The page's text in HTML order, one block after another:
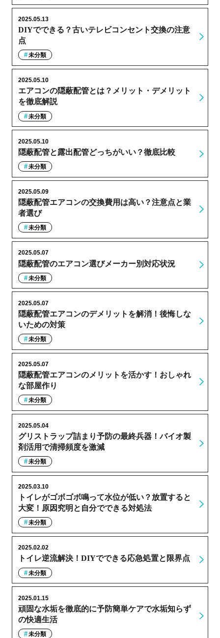
DIYでできる？古いテレビコンセント交換の注意
点
2025.05.13
未分類
エアコンの隠蔽配管とは？メリット・デメリット
を徹底解説
2025.05.10
未分類
隠蔽配管と露出配管どっちがいい？徹底比較
2025.05.10
未分類
隠蔽配管エアコンの交換費用は高い？注意点と業
者選び
2025.05.09
未分類
隠蔽配管のエアコン選びメーカー別対応状況
2025.05.07
未分類
隠蔽配管エアコンのデメリットを解消！後悔しな
いための対策
2025.05.07
未分類
隠蔽配管エアコンのメリットを活かす！おしゃれ
な部屋作り
2025.05.07
未分類
グリストラップ詰まり予防の最終兵器！バイオ製
剤活用で清掃頻度を激減
2025.05.04
未分類
トイレがゴボゴボ鳴って水位が低い？放置すると
大変！原因究明と自分でできる対処法
2025.03.10
未分類
トイレ逆流解決！DIYでできる応急処置と限界点
2025.02.02
未分類
頑固な水垢を徹底的に予防簡単ケアで水垢知らず
の快適生活
2025.01.15
未分類